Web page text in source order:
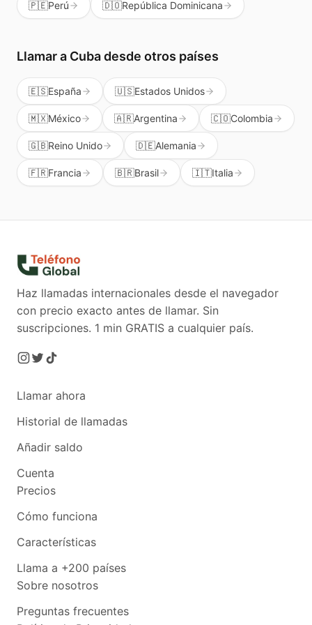
🇵🇪Perú 🇩🇴República Dominicana
Llamar a Cubadesde otros países
🇪🇸España 🇺🇸Estados Unidos
🇲🇽México 🇦🇷Argentina 🇨🇴Colombia
🇬🇧Reino Unido 🇩🇪Alemania
🇫🇷Francia 🇧🇷Brasil 🇮🇹Italia
Haz llamadas internacionales desde el navegador
con precio exacto antes de llamar. Sin
suscripciones. 1 min GRATIS a cualquier país.
Llamar ahora
Historial de llamadas
Añadir saldo
Cuenta
Precios
Cómo funciona
Características
Llama a +200 países
Sobre nosotros
Preguntas frecuentes